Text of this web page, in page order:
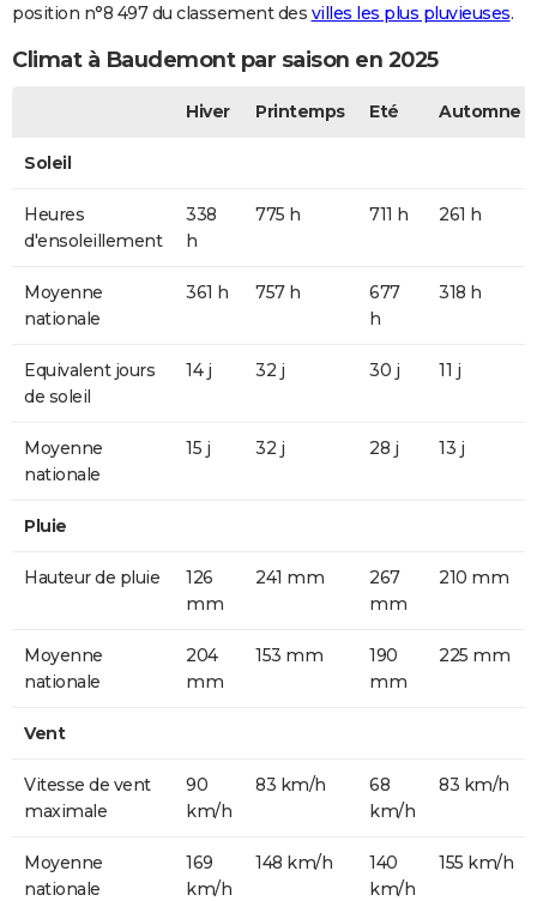
position n°8 497 du classement des villes les plus pluvieuses.
Climat à Baudemont par saison en 2025
Hiver Printemps Eté Automne
Soleil
Heures
d'ensoleillement
338
h
775 h 711 h 261 h
Moyenne
nationale
361 h 757 h
677
h
318 h
Equivalent jours
de soleil
14 j 32 j 30 j 11 j
Moyenne
nationale
15 j 32 j 28 j 13 j
Pluie
Hauteur de pluie
126
mm
241 mm
267
mm
210 mm
Moyenne
nationale
204
mm
153 mm
190
mm
225 mm
Vent
Vitesse de vent
maximale
90
km/h
83 km/h
68
km/h
83 km/h
Moyenne
nationale
169
km/h
148 km/h
140
km/h
155 km/h